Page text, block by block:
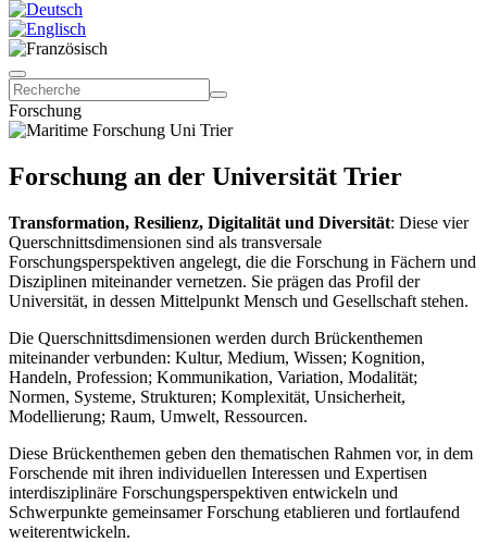
Forschung
Forschung an der Universität Trier
Transformation, Resilienz, Digitalität und Diversität: Diese vier
Querschnittsdimensionen sind als transversale
Forschungsperspektiven angelegt, die die Forschung in Fächern und
Disziplinen miteinander vernetzen. Sie prägen das Profil der
Universität, in dessen Mittelpunkt Mensch und Gesellschaft stehen.
Die Querschnittsdimensionen werden durch Brückenthemen
miteinander verbunden: Kultur, Medium, Wissen; Kognition,
Handeln, Profession; Kommunikation, Variation, Modalität;
Normen, Systeme, Strukturen; Komplexität, Unsicherheit,
Modellierung; Raum, Umwelt, Ressourcen.
Diese Brückenthemen geben den thematischen Rahmen vor, in dem
Forschende mit ihren individuellen Interessen und Expertisen
interdisziplinäre Forschungsperspektiven entwickeln und
Schwerpunkte gemeinsamer Forschung etablieren und fortlaufend
weiterentwickeln.